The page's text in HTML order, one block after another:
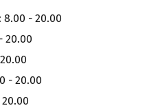
8.00 - 20.00
20.00
- 20.00